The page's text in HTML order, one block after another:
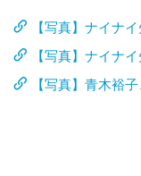
【写真】ナイナ
【写真】ナイナ
【写真】青木裕